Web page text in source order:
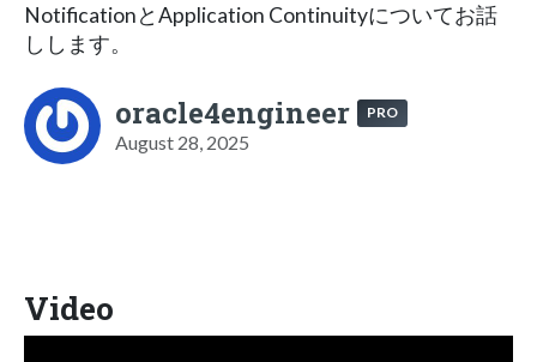
NotificationとApplication Continuityについてお話
しします。
oracle4engineer PRO
August 28, 2025
Video